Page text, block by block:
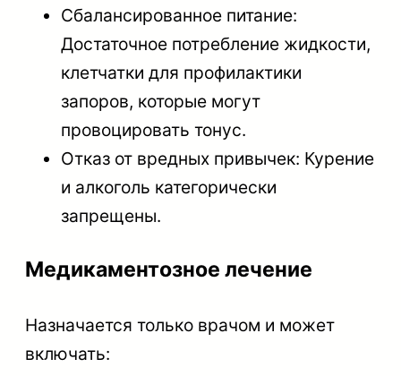
Сбалансированное питание:
Достаточное потребление жидкости,
клетчатки для профилактики
запоров, которые могут
провоцировать тонус.
Отказ от вредных привычек: Курение
и алкоголь категорически
запрещены.
Медикаментозное лечение
Назначается только врачом и может
включать: